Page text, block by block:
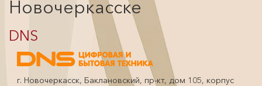
Новочеркасске
DNS
г. Новочеркасск, Баклановский, пр-кт, дом 105, корпус